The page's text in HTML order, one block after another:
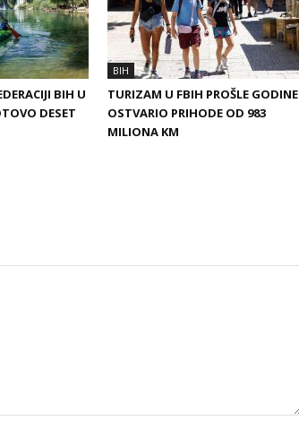
BIH U
DESET
BIH
TURIZAM U FBIH PROŠLE GODINE
OSTVARIO PRIHODE OD 983
MILIONA KM